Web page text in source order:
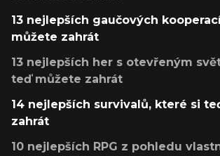
13 nejlepších gaučových
můžete zahrát
13 nejlepších her s otevřeným
teď můžete zahrát
14 nejlepších survivalů, které si
zahrát
10 nejlepších RPG z pohledu